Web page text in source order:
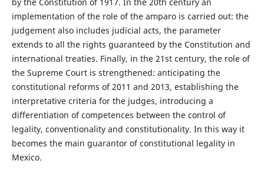
implementation of the role of the amparo is carried out: the
judgement also includes judicial acts, the parameter
extends to all the rights guaranteed by the Constitution and
international treaties. Finally, in the 21st century, the role of
the Supreme Court is strengthened: anticipating the
constitutional reforms of 2011 and 2013, establishing the
interpretative criteria for the judges, introducing a
differentiation of competences between the control of
legality, conventionality and constitutionality. In this way it
becomes the main guarantor of constitutional legality in
Mexico.